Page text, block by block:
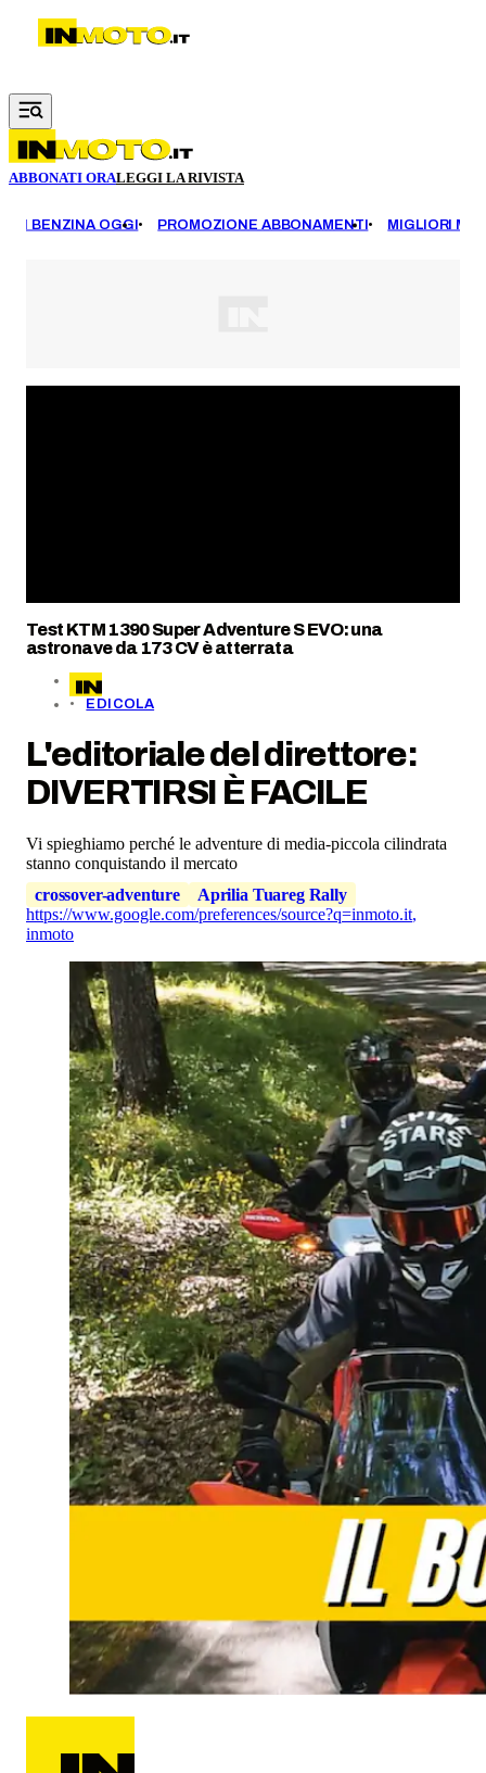
Vai al contenuto principale
ABBONATI ORALEGGI LA RIVISTA
BENZINA OGGI PROMOZIONE ABBONAMENTI MIGLIORI
Test KTM 1390 Super Adventure S EVO: una
astronave da 173 CV è atterrata
EDICOLA
L'editoriale del direttore:
DIVERTIRSI È FACILE
Vi spieghiamo perché le adventure di media-piccola cilindrata
stanno conquistando il mercato
crossover-adventure
Aprilia Tuareg Rally
https://www.google.com/preferences/source?q=inmoto.it,
inmoto